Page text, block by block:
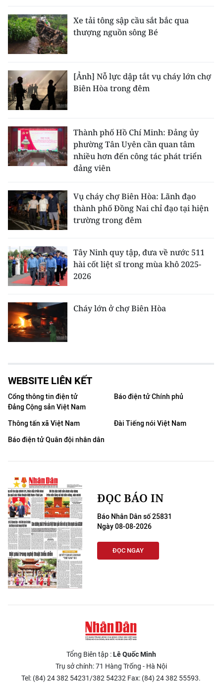
Xe tải tông sập cầu sắt bắc qua
thượng nguồn sông Bé
[Ảnh] Nỗ lực dập tắt vụ cháy lớn chợ
Biên Hòa trong đêm
Thành phố Hồ Chí Minh: Đảng ủy
phường Tân Uyên cần quan tâm
nhiều hơn đến công tác phát triển
đảng viên
Vụ cháy chợ Biên Hòa: Lãnh đạo
thành phố Đồng Nai chỉ đạo tại hiện
trường trong đêm
Tây Ninh quy tập, đưa về nước 511
hài cốt liệt sĩ trong mùa khô 2025-
2026
Cháy lớn ở chợ Biên Hòa
WEBSITE LIÊN KẾT
Cổng thông tin điện tử
Đảng Cộng sản Việt Nam
Báo điện tử Chính phủ
Thông tấn xã Việt Nam
Đài Tiếng nói Việt Nam
Báo điện tử Quân đội nhân dân
ĐỌC BÁO IN
Báo Nhân Dân số 25831
Ngày 08-08-2026
ĐỌC NGAY
Tổng Biên tập :Lê Quốc Minh
Trụ sở chính: 71 Hàng Trống - Hà Nội
Tel: (84) 24 382 54231/382 54232 Fax: (84) 24 382 55593.